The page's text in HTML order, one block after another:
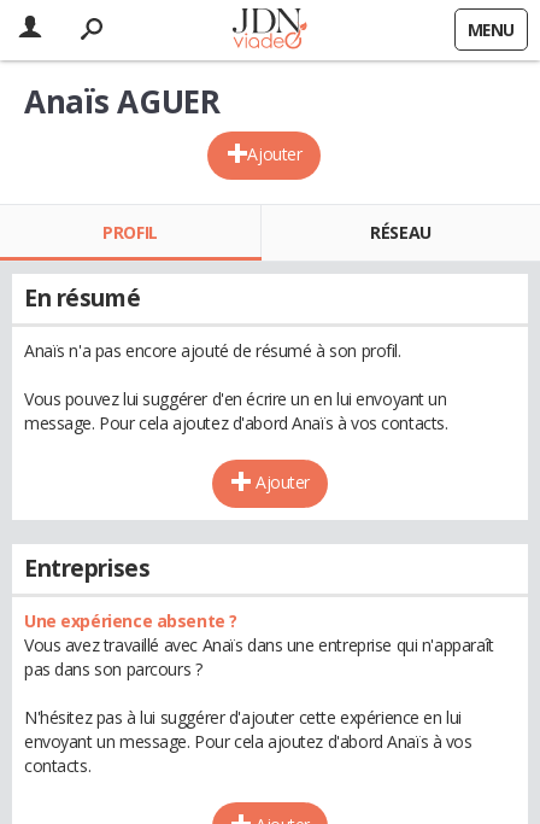
MENU
Ajouter
Anaïs AGUER
PROFIL RÉSEAU
En résumé
Anaïs n'a pas encore ajouté de résumé à son profil.
Vous pouvez lui suggérer d'en écrire un en lui envoyant un
message. Pour cela ajoutez d'abord Anaïs à vos contacts.
Ajouter
Entreprises
Une expérience absente ?
Vous avez travaillé avec Anaïs dans une entreprise qui n'apparaît
pas dans son parcours ?
N'hésitez pas à lui suggérer d'ajouter cette expérience en lui
envoyant un message. Pour cela ajoutez d'abord Anaïs à vos
contacts.